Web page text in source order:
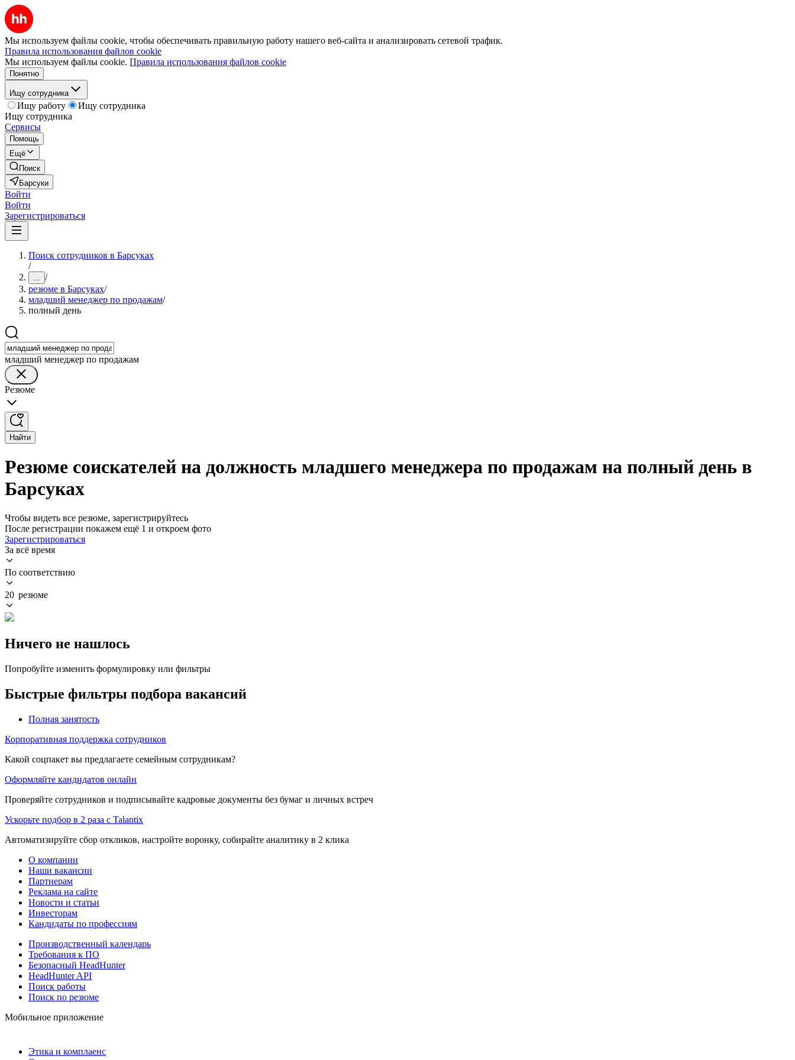
Мы используем файлы cookie, чтобы обеспечивать правильную работу нашего веб-сайта и анализировать сетевой трафик.
Правила использования файлов cookie
Мы используем файлы cookie. Правила использования файлов cookie
Понятно
Ищу сотрудника
Ищу работу
Ищу сотрудника
Ищу сотрудника
Сервисы
Помощь
Ещё
Поиск
Барсуки
Войти
Войти
Зарегистрироваться
Поиск сотрудников в Барсуках
/
... /
резюме в Барсуках/
младший менеджер по продажам/
полный день
младший менеджер по продажам
Резюме
Найти
Резюме соискателей на должность младшего менеджера по продажам на полный день в
Барсуках
Чтобы видеть все резюме, зарегистрируйтесь
После регистрации покажем ещё 1 и откроем фото
Зарегистрироваться
За всё время
По соответствию
20 резюме
Ничего не нашлось
Попробуйте изменить формулировку или фильтры
Быстрые фильтры подбора вакансий
Полная занятость
Корпоративная поддержка сотрудников
Какой соцпакет вы предлагаете семейным сотрудникам?
Оформляйте кандидатов онлайн
Проверяйте сотрудников и подписывайте кадровые документы без бумаг и личных встреч
Ускорьте подбор в 2 раза с Talantix
Автоматизируйте сбор откликов, настройте воронку, собирайте аналитику в 2 клика
О компании
Наши вакансии
Партнерам
Реклама на сайте
Новости и статьи
Инвесторам
Кандидаты по профессиям
Производственный календарь
Требования к ПО
Безопасный HeadHunter
HeadHunter API
Поиск работы
Поиск по резюме
Мобильное приложение
Этика и комплаенс